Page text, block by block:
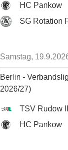
HC Pankow
SG Rotation
Samstag,
Berlin -
2026/27)
TSV Rudow II
HC Pankow